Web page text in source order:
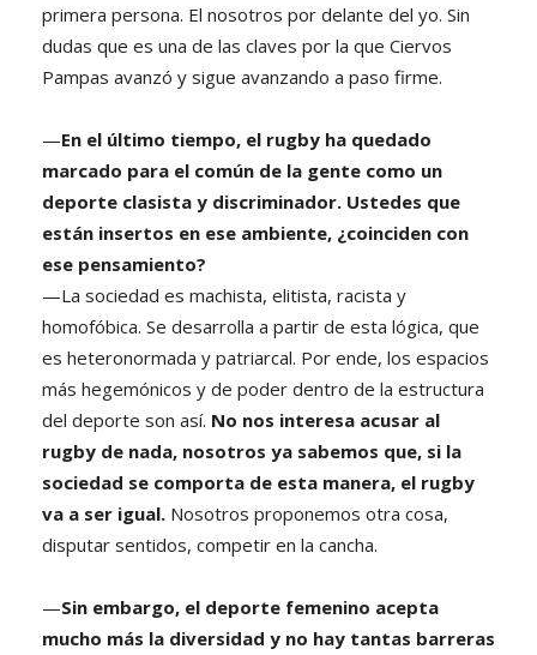
primera persona. El nosotros por delante del yo. Sin
dudas que es una de las claves por la que Ciervos
Pampas avanzó y sigue avanzando a paso firme.
—En el último tiempo, el rugby ha quedado
marcado para el común de la gente como un
deporte clasista y discriminador. Ustedes que
están insertos en ese ambiente, ¿coinciden con
ese pensamiento?
—La sociedad es machista, elitista, racista y
homofóbica. Se desarrolla a partir de esta lógica, que
es heteronormada y patriarcal. Por ende, los espacios
más hegemónicos y de poder dentro de la estructura
del deporte son así. No nos interesa acusar al
rugby de nada, nosotros ya sabemos que, si la
sociedad se comporta de esta manera, el rugby
va a ser igual. Nosotros proponemos otra cosa,
disputar sentidos, competir en la cancha.
—Sin embargo, el deporte femenino acepta
mucho más la diversidad y no hay tantas barreras